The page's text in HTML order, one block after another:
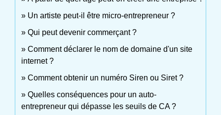
Un artiste peut-il être micro-entrepreneur ?
Qui peut devenir commerçant ?
Comment déclarer le nom de domaine d'un site
internet ?
Comment obtenir un numéro Siren ou Siret ?
Quelles conséquences pour un auto-
entrepreneur qui dépasse les seuils de CA ?